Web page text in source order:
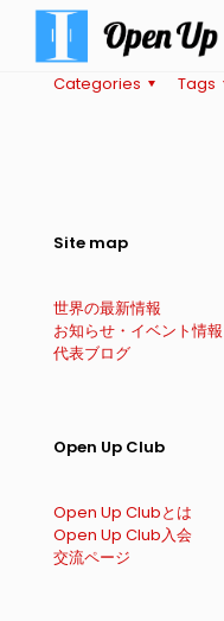
Categories Tags
Site map
世界の最新情報
お知らせ・イベント情報
代表ブログ
Open Up Club
Open Up Clubとは
Open Up Club入会
交流ページ